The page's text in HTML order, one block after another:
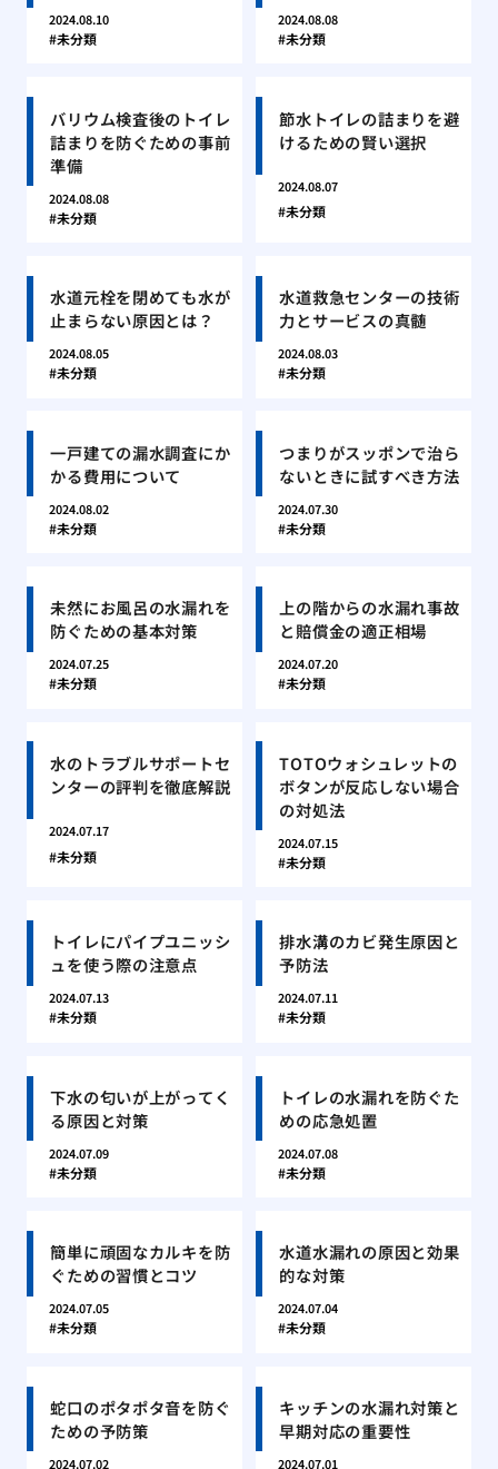
2024.08.10
未分類
2024.08.08
未分類
バリウム検査後のトイレ
詰まりを防ぐための事前
準備
2024.08.08
未分類
節水トイレの詰まりを避
けるための賢い選択
2024.08.07
未分類
水道元栓を閉めても水が
止まらない原因とは？
2024.08.05
未分類
水道救急センターの技術
力とサービスの真髄
2024.08.03
未分類
一戸建ての漏水調査にか
かる費用について
2024.08.02
未分類
つまりがスッポンで治ら
ないときに試すべき方法
2024.07.30
未分類
未然にお風呂の水漏れを
防ぐための基本対策
2024.07.25
未分類
上の階からの水漏れ事故
と賠償金の適正相場
2024.07.20
未分類
水のトラブルサポートセ
ンターの評判を徹底解説
2024.07.17
未分類
TOTOウォシュレットの
ボタンが反応しない場合
の対処法
2024.07.15
未分類
トイレにパイプユニッシ
ュを使う際の注意点
2024.07.13
未分類
排水溝のカビ発生原因と
予防法
2024.07.11
未分類
下水の匂いが上がってく
る原因と対策
2024.07.09
未分類
トイレの水漏れを防ぐた
めの応急処置
2024.07.08
未分類
簡単に頑固なカルキを防
ぐための習慣とコツ
2024.07.05
未分類
水道水漏れの原因と効果
的な対策
2024.07.04
未分類
蛇口のポタポタ音を防ぐ
ための予防策
2024.07.02
キッチンの水漏れ対策と
早期対応の重要性
2024.07.01